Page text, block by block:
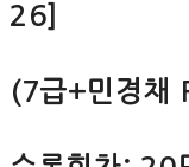
26]
(7급+민경채